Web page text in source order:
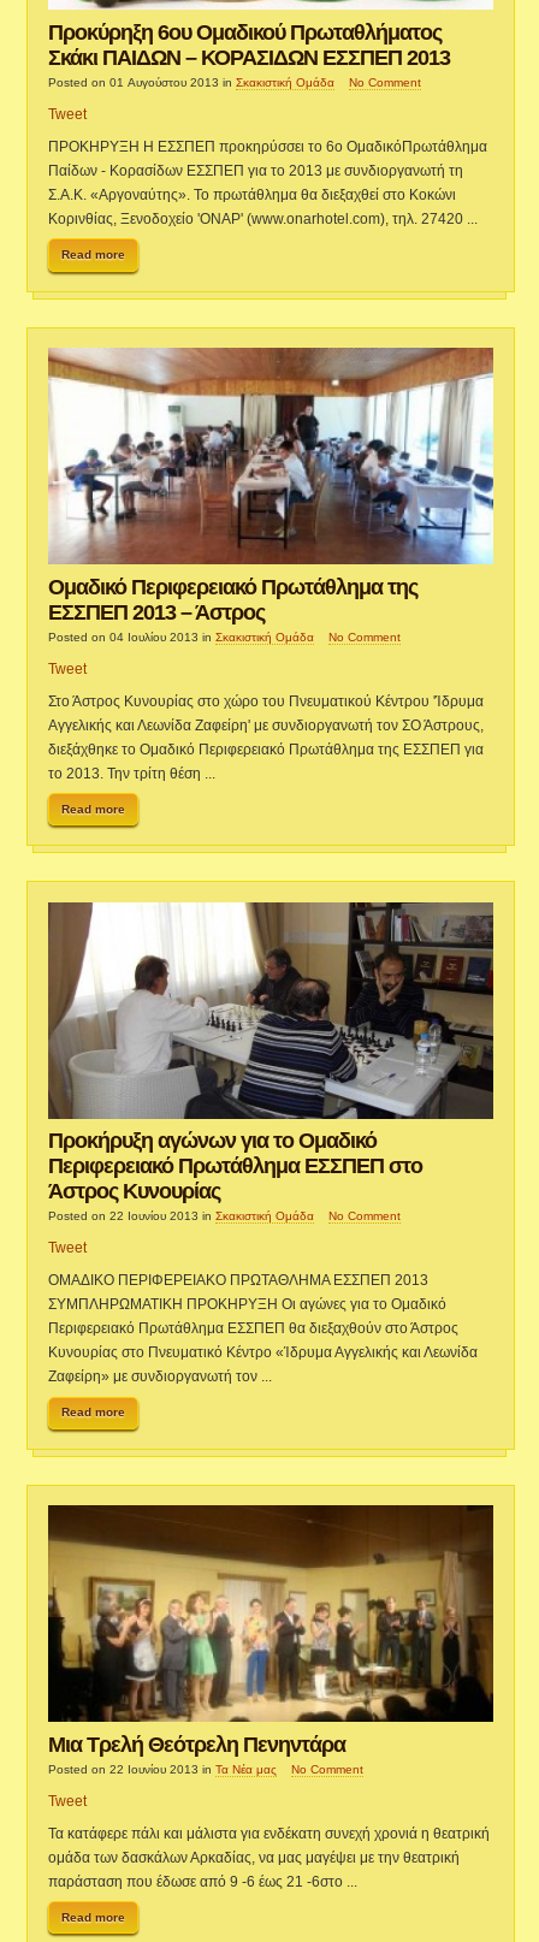
Προκύρηξη 6ου Ομαδικού Πρωταθλήματος
Σκάκι ΠΑΙΔΩΝ – ΚΟΡΑΣΙΔΩΝ ΕΣΣΠΕΠ 2013
Posted on 01 Αυγούστου 2013 in Σκακιστική Ομάδα No Comment
Tweet
ΠΡΟΚΗΡΥΞΗ Η ΕΣΣΠΕΠ προκηρύσσει το 6ο ΟμαδικόΠρωτάθλημα
Παίδων - Κορασίδων ΕΣΣΠΕΠ για το 2013 με συνδιοργανωτή τη
Σ.Α.Κ. «Αργοναύτης». Το πρωτάθλημα θα διεξαχθεί στο Κοκώνι
Κορινθίας, Ξενοδοχείο 'ΟΝΑΡ' (www.onarhotel.com), τηλ. 27420 ...
Read more
Ομαδικό Περιφερειακό Πρωτάθλημα της
ΕΣΣΠΕΠ 2013 – Άστρος
Posted on 04 Ιουλίου 2013 in Σκακιστική Ομάδα No Comment
Tweet
Στο Άστρος Κυνουρίας στο χώρο του Πνευματικού Κέντρου 'Ίδρυμα
Αγγελικής και Λεωνίδα Ζαφείρη' με συνδιοργανωτή τον ΣΟ Άστρους,
διεξάχθηκε το Ομαδικό Περιφερειακό Πρωτάθλημα της ΕΣΣΠΕΠ για
το 2013. Την τρίτη θέση ...
Read more
Προκήρυξη αγώνων για το Ομαδικό
Περιφερειακό Πρωτάθλημα ΕΣΣΠΕΠ στο
Άστρος Κυνουρίας
Posted on 22 Ιουνίου 2013 in Σκακιστική Ομάδα No Comment
Tweet
ΟΜΑΔΙΚΟ ΠΕΡΙΦΕΡΕΙΑΚΟ ΠΡΩΤΑΘΛΗΜΑ ΕΣΣΠΕΠ 2013
ΣΥΜΠΛΗΡΩΜΑΤΙΚΗ ΠΡΟΚΗΡΥΞΗ Οι αγώνες για το Ομαδικό
Περιφερειακό Πρωτάθλημα ΕΣΣΠΕΠ θα διεξαχθούν στο Άστρος
Κυνουρίας στο Πνευματικό Κέντρο «Ίδρυμα Αγγελικής και Λεωνίδα
Ζαφείρη» με συνδιοργανωτή τον ...
Read more
Μια Τρελή Θεότρελη Πενηντάρα
Posted on 22 Ιουνίου 2013 in Τα Νέα μας No Comment
Tweet
Τα κατάφερε πάλι και μάλιστα για ενδέκατη συνεχή χρονιά η θεατρική
ομάδα των δασκάλων Αρκαδίας, να μας μαγέψει με την θεατρική
παράσταση που έδωσε από 9 -6 έως 21 -6στο ...
Read more